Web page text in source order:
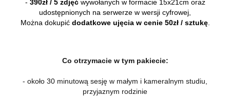
- 390zł / 5 zdjęćwywołanych w formacie 15x21cm oraz
udostępnionych na serwerze w wersji cyfrowej,
Można dokupić dodatkowe ujęcia w cenie 50zł / sztukę.
Co otrzymacie w tym pakiecie:
- około 30 minutową sesję w małym i kameralnym studiu,
przyjaznym rodzinie